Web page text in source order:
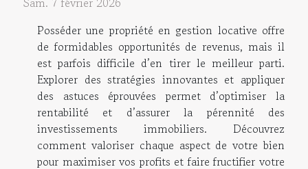
Posséder une propriété en gestion locative offre
de formidables opportunités de revenus, mais il
est parfois difficile d’en tirer le meilleur parti.
Explorer des stratégies innovantes et appliquer
des astuces éprouvées permet d’optimiser la
rentabilité et d’assurer la pérennité des
investissements immobiliers. Découvrez
comment valoriser chaque aspect de votre bien
pour maximiser vos profits et faire fructifier votre